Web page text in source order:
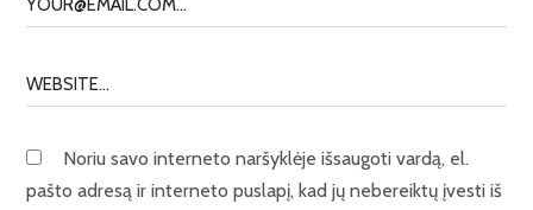
Noriu savo interneto naršyklėje išsaugoti vardą, el.
pašto adresą ir interneto puslapį, kad jų nebereiktų įvesti iš